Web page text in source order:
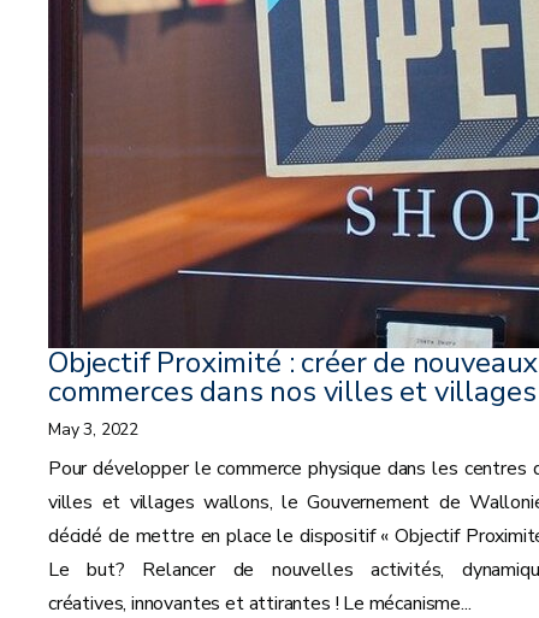
Objectif Proximité : créer de nouveaux
commerces dans nos villes et villages
May 3, 2022
Pour développer le commerce physique dans les centres
villes et villages wallons, le Gouvernement de
décidé de mettre en place le dispositif « Objectif
Le but? Relancer de nouvelles activités,
créatives, innovantes et attirantes ! Le mécanisme...